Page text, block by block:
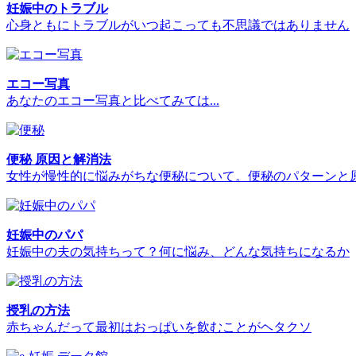
妊娠中のトラブル
心身ともにトラブルがいつ起こっても不思議ではありません
エコー写真
あなたのエコー写真と比べてみては...
便秘 原因と解消法
女性が慢性的に悩みがちな便秘について。便秘のパターンと
妊娠中のパパ
妊娠中の夫の気持ちって？何に悩み、どんな気持ちになるか
授乳の方法
赤ちゃんだって最初はおっぱいを飲むことがヘタクソ